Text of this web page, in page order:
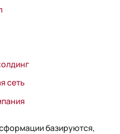
сеть
базируются,